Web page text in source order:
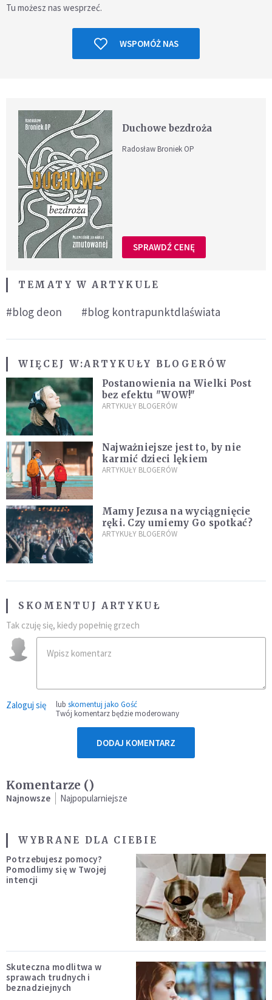
Tu możesz nas wesprzeć.
WSPOMÓŻ NAS
Duchowe bezdroża
Radosław Broniek OP
SPRAWDŹ CENĘ
TEMATY W ARTYKULE
#blog deon #blog kontrapunktdlaświata
WIĘCEJ W:ARTYKUŁY BLOGERÓW
Postanowienia na Wielki Post
bez efektu "WOW!"
ARTYKUŁY BLOGERÓW
Najważniejsze jest to, by nie
karmić dzieci lękiem
ARTYKUŁY BLOGERÓW
Mamy Jezusa na wyciągnięcie
ręki. Czy umiemy Go spotkać?
ARTYKUŁY BLOGERÓW
SKOMENTUJ ARTYKUŁ
Tak czuję się, kiedy popełnię grzech
Zaloguj się lub skomentuj jako Gość
Twój komentarz będzie moderowany
DODAJ KOMENTARZ
Komentarze ()
Najnowsze Najpopularniejsze
WYBRANE DLA CIEBIE
Potrzebujesz pomocy?
Pomodlimy się w Twojej
intencji
Skuteczna modlitwa w
sprawach trudnych i
beznadziejnych